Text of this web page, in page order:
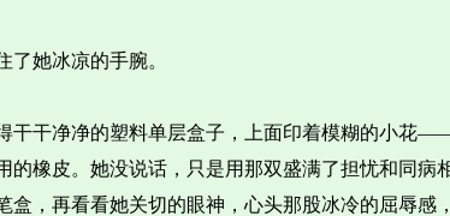
她冰凉的手腕。
干净净的塑料单层盒子，上面印着模糊的小花
橡皮。她没说话，只是用那双盛满了担忧和同病
盒，再看看她关切的眼神，心头那股冰冷的屈辱